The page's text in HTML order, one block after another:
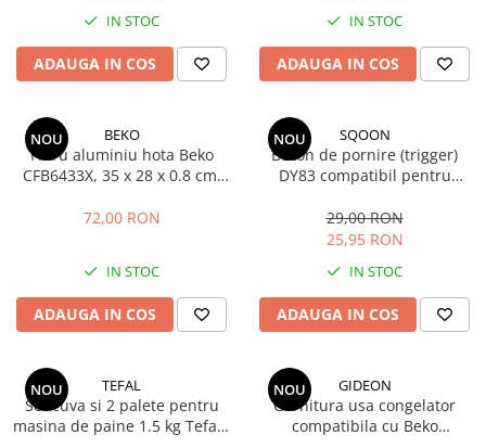
IN STOC
ADAUGA IN COS
IN STOC
ADAUGA IN COS
NOU BEKO
Filtru aluminiu hota Beko
CFB6433X, 35 x 28 x 0.8 cm,
72,00 RON
IN STOC
ADAUGA IN COS
NOU SQOON
Buton de pornire (trigger)
DY83 compatibil pentru
piesa de schimb pentru
carcasa 970148-01
29,00 RON
25,95 RON
IN STOC
ADAUGA IN COS
NOU TEFAL
Set cuva si 2 palete pentru
masina de paine 1.5 kg Tefal /
NOU GIDEON
Garnitura usa congelator
compatibila cu Beko